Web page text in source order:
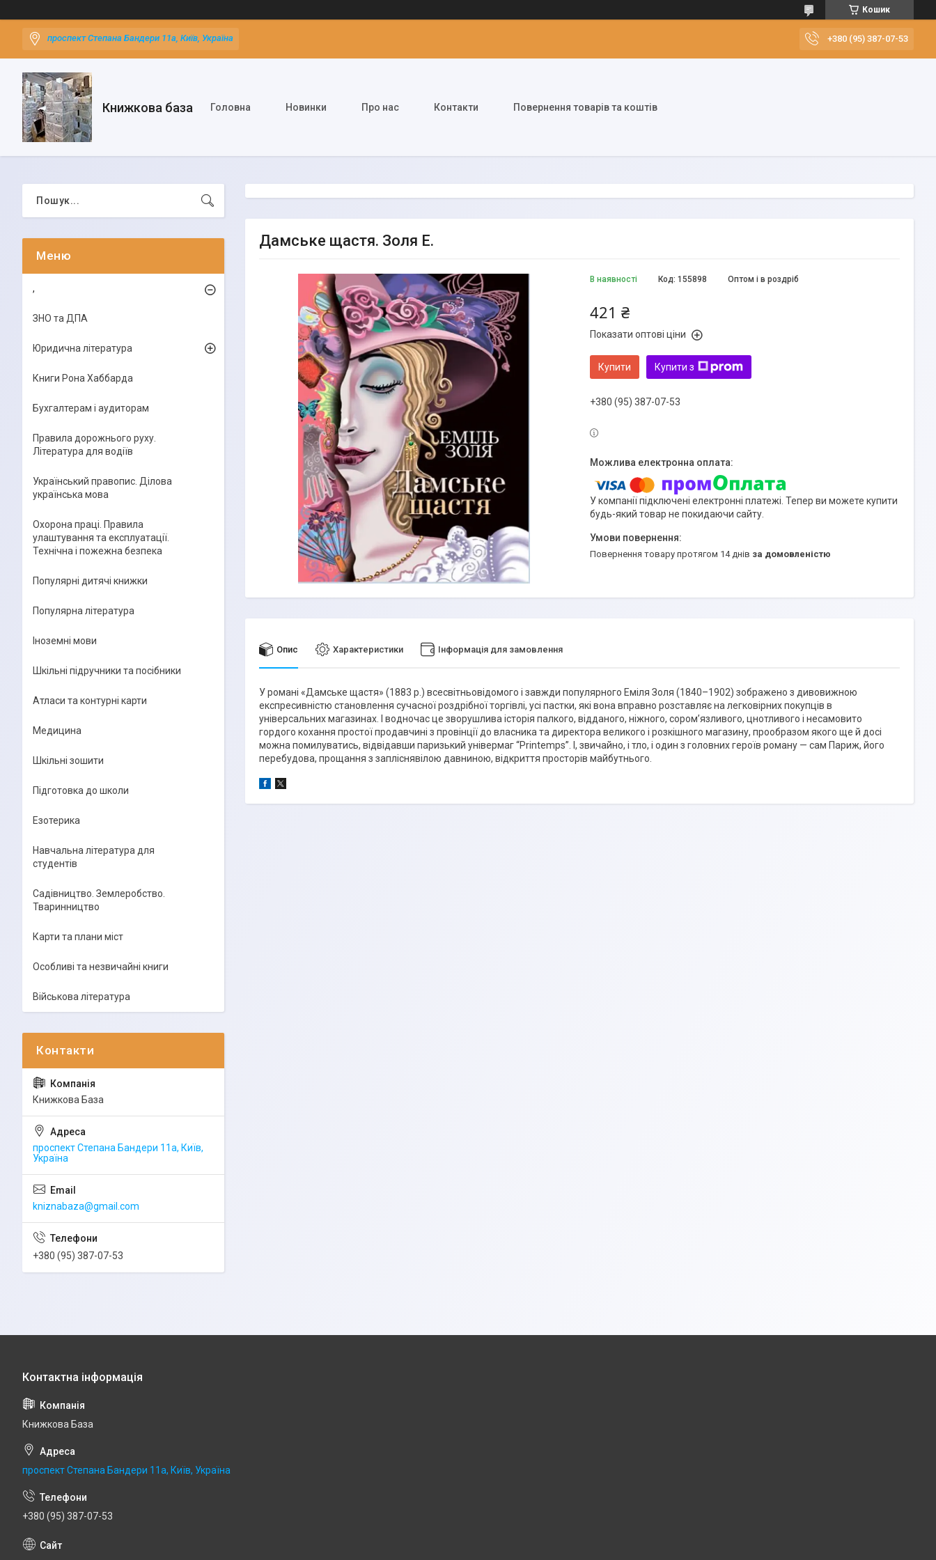
Кошик
проспект Степана Бандери 11а, Київ, Україна +380 (95) 387-07-53
Книжкова база Головна Новинки Про нас Контакти Повернення товарів та коштів
Дамське щастя. Золя Е.
В наявності Оптом і в роздріб
Код: 155898
421 ₴
Показати оптові ціни
Купити Купити з
+380 (95) 387-07-53
У компанії підключені електронні платежі. Тепер ви можете купити
будь-який товар не покидаючи сайту.
повернення товару протягом 14 днів за домовленістю
Опис Характеристики Інформація для замовлення
У романі «Дамське щастя» (1883 р.) всесвітньовідомого і завжди популярного Еміля Золя (1840–1902) зображено з дивовижною
експресивністю становлення сучасної роздрібної торгівлі, усі пастки, які вона вправно розставляє на легковірних покупців в
універсальних магазинах. І водночас це зворушлива історія палкого, відданого, ніжного, сором’язливого, цнотливого і несамовито
гордого кохання простої продавчині з провінції до власника та директора великого і розкішного магазину, прообразом якого ще й досі
можна помилуватись, відвідавши паризький універмаг “Printemps”. І, звичайно, і тло, і один з головних героїв роману — сам Париж, його
перебудова, прощання з запліснявілою давниною, відкриття просторів майбутнього.
,
ЗНО та ДПА
Юридична література
Книги Рона Хаббарда
Бухгалтерам і аудиторам
Правила дорожнього руху.
Література для водіїв
Український правопис. Ділова
українська мова
Охорона праці. Правила
улаштування та експлуатації.
Технічна і пожежна безпека
Популярні дитячі книжки
Популярна література
Іноземні мови
Шкільні підручники та посібники
Атласи та контурні карти
Медицина
Шкільні зошити
Підготовка до школи
Езотерика
Навчальна література для
студентів
Садівництво. Землеробство.
Тваринництво
Карти та плани міст
Особливі та незвичайні книги
Військова література
Книжкова База
проспект Степана Бандери 11а, Київ,
Україна
kniznabaza@gmail.com
+380 (95) 387-07-53
Книжкова База
проспект Степана Бандери 11а, Київ, Україна
+380 (95) 387-07-53